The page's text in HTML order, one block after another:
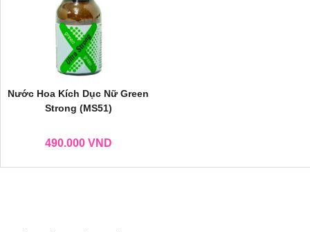
Nước Hoa Kích Dục Nữ Green
Strong (MS51)
490.000 VND